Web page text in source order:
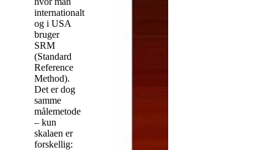
internationalt
og i USA
bruger
SRM
(Standard
Reference
Method).
Det er dog
samme
målemetode
– kun
skalaen er
forskellig: